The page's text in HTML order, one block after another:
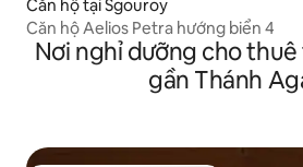
Căn hộ tại Sgouroy
Căn hộ Aelios Petra hướng biển 4
Nơi nghỉ dưỡng cho
gần Thánh